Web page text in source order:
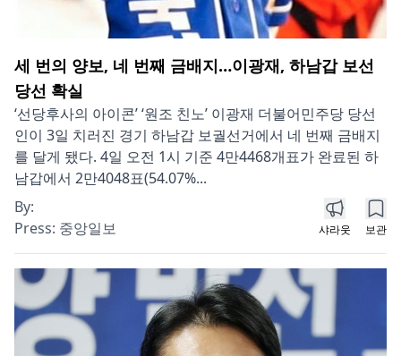
세 번의 양보, 네 번째 금배지…이광재, 하남갑 보선
당선 확실
‘선당후사의 아이콘’ ‘원조 친노’ 이광재 더불어민주당 당선
인이 3일 치러진 경기 하남갑 보궐선거에서 네 번째 금배지
를 달게 됐다. 4일 오전 1시 기준 4만4468개표가 완료된 하
남갑에서 2만4048표(54.07%...
By:
Press: 중앙일보 샤라웃 보관